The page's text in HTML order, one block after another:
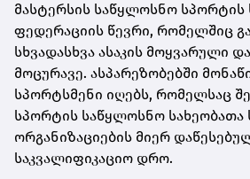
მასტერსის საწყლოსნო სპორტის
ფედერაციის წევრი, რომელშიც
სხვადასხვა ასაკის მოყვარული
მოცურავე. ასპარეზობებში
სპორტსმენი იღებს, რომელსაც
სპორტის საწყლოსნო
ორგანიზაციების მიერ
საკვალიფიკაციო დრო.